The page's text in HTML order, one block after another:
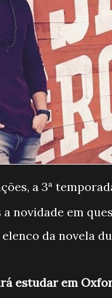
a 3ª
novidade em
da novela
estudar em